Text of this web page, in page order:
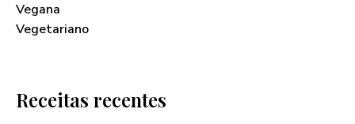
Vegana
Vegetariano
Receitas recentes